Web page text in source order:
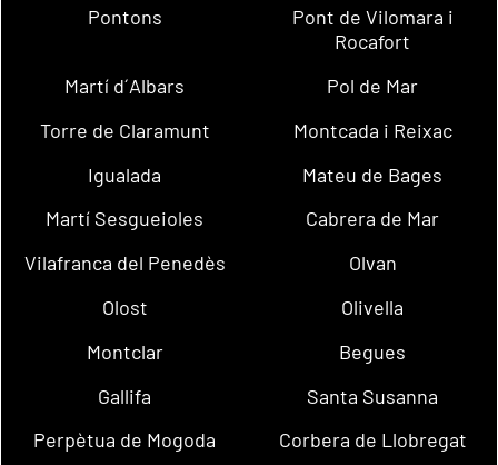
Pontons
Pont de Vilomara i
Rocafort
Martí d´Albars
Pol de Mar
Torre de Claramunt
Montcada i Reixac
Igualada
Mateu de Bages
Martí Sesgueioles
Cabrera de Mar
Vilafranca del Penedès
Olvan
Olost
Olivella
Montclar
Begues
Gallifa
Santa Susanna
Perpètua de Mogoda
Corbera de Llobregat